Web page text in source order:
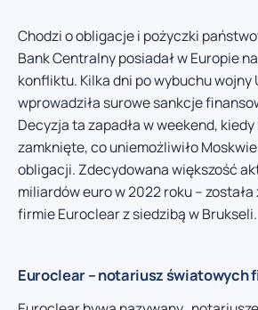
Chodzi o obligacje i pożyczki
Bank Centralny posiadał w Europie
konfliktu. Kilka dni po wybuchu wojny
wprowadziła surowe sankcje
Decyzja ta zapadła w weekend, kiedy
zamknięte, co uniemożliwiło
obligacji. Zdecydowana większość
miliardów euro w 2022 roku –
firmie Euroclear z siedzibą w Brukseli.
Euroclear – notariusz światowych